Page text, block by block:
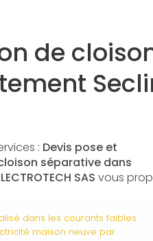
de
: Devis pose et
séparative dans
SAS vous
dans les courants faibles
maison neuve par